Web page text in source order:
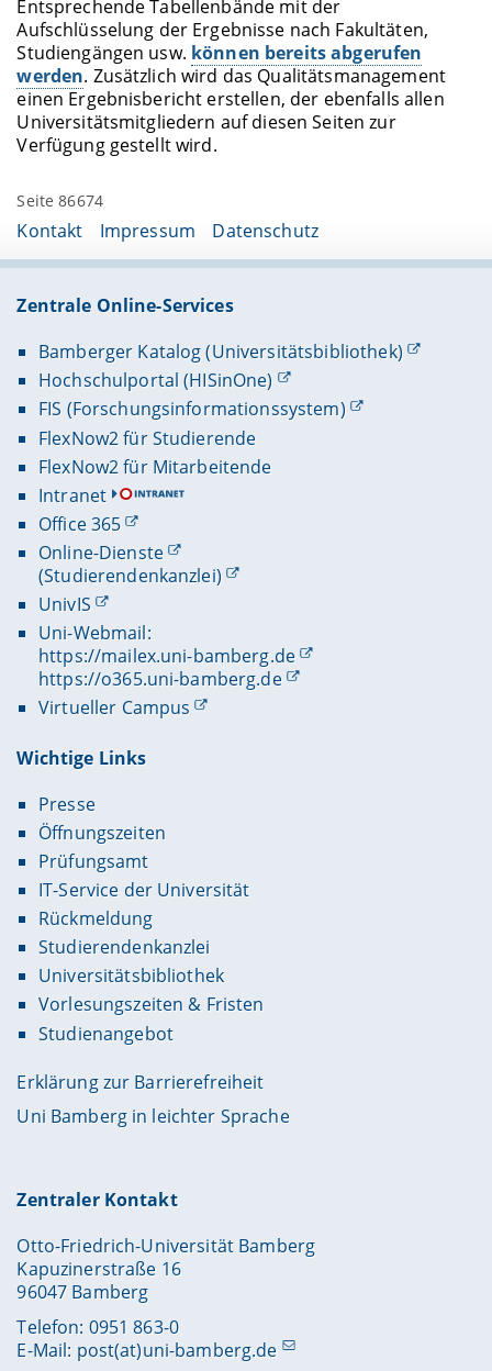
Entsprechende Tabellenbände mit der
Aufschlüsselung der Ergebnisse nach Fakultäten,
Studiengängen usw. können bereits abgerufen
werden. Zusätzlich wird das Qualitätsmanagement
einen Ergebnisbericht erstellen, der ebenfalls allen
Universitätsmitgliedern auf diesen Seiten zur
Verfügung gestellt wird.
Seite 86674
Kontakt Impressum Datenschutz
Zentrale Online-Services
Bamberger Katalog (Universitätsbibliothek)
Hochschulportal (HISinOne)
FIS (Forschungsinformationssystem)
FlexNow2 für Studierende
FlexNow2 für Mitarbeitende
Intranet
Office 365
Online-Dienste
(Studierendenkanzlei)
UnivIS
Uni-Webmail:
https://mailex.uni-bamberg.de
https://o365.uni-bamberg.de
Virtueller Campus
Wichtige Links
Presse
Öffnungszeiten
Prüfungsamt
IT-Service der Universität
Rückmeldung
Studierendenkanzlei
Universitätsbibliothek
Vorlesungszeiten & Fristen
Studienangebot
Erklärung zur Barrierefreiheit
Uni Bamberg in leichter Sprache
Zentraler Kontakt
Otto-Friedrich-Universität Bamberg
Kapuzinerstraße 16
96047 Bamberg
Telefon: 0951 863-0
E-Mail: post(at)uni-bamberg.de